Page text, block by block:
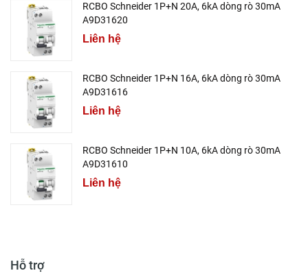
RCBO Schneider 1P+N 20A, 6kA dòng rò 30mA
A9D31620
Liên hệ
RCBO Schneider 1P+N 16A, 6kA dòng rò 30mA
A9D31616
Liên hệ
RCBO Schneider 1P+N 10A, 6kA dòng rò 30mA
A9D31610
Liên hệ
Hỗ trợ